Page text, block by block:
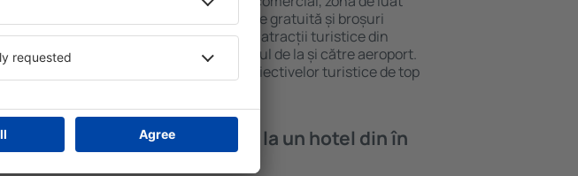
masa, zonă de joacă pentru copii, parcare gratuită și broșuri
informative despre cele mai interesante atracții turistice din
zonă. Unele proprietăți includ și transferul de la și către aeroport.
Uneori, acestea încurajează vizitarea obiectivelor turistice de top
Cât costă o noapte de cazare la un hotel din în